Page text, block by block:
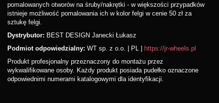
pomalowanych otworów na śruby/nakrętki - w większości przypadków
istnieje możliwość pomalowania ich w kolor felgi w cenie 50 zł za
sztukę felgi.
Dystrybutor: BEST DESIGN Janecki Łukasz
Podmiot odpowiedzialny: WT sp. z o.o. | PL |
https://jr-wheels.pl
Produkt profesjonalny przeznaczony do montażu przez
wykwalifikowane osoby. Każdy produkt posiada pudełko oznaczone
odpowiednimi numerami katalogowymi dla identyfikacji.